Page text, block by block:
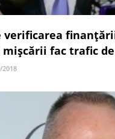
verificarea
fac trafic
2018